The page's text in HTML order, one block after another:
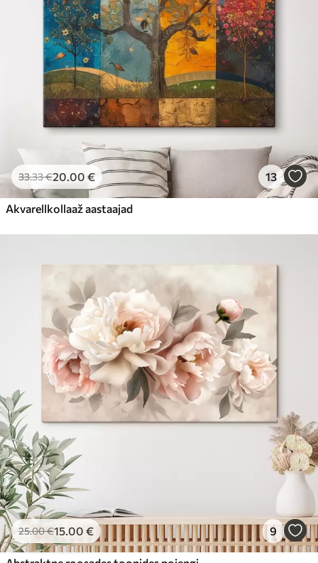
33.33€20.00 € 13
Akvarellkollaaž aastaajad
25.00€15.00 € 9